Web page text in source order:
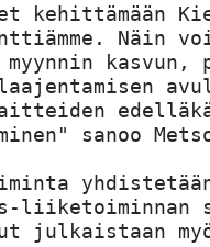
kehittämään
kasvun,
sanoo
yhdistetään
julkaistaan